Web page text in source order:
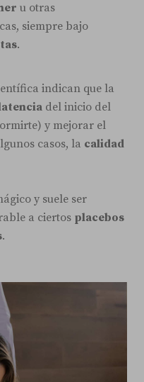
u otras
siempre bajo
.
indican que la
del inicio del
y mejorar el
casos, la calidad
y suele ser
a ciertos placebos
.